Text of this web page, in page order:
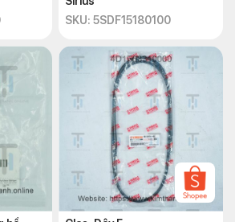
SKU: 5SDF15180100